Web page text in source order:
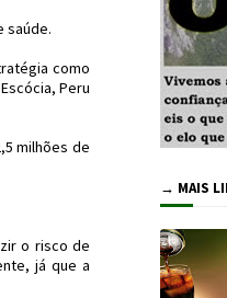
saúde.
como
Peru
milhões de
o risco de
já que a
→ MAIS